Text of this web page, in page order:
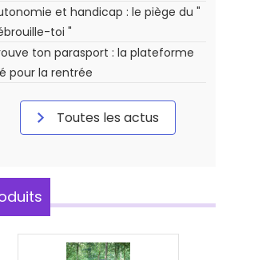
et handicap : le piège du "
toi "
ton parasport : la plateforme
pour la rentrée
Toutes les actus